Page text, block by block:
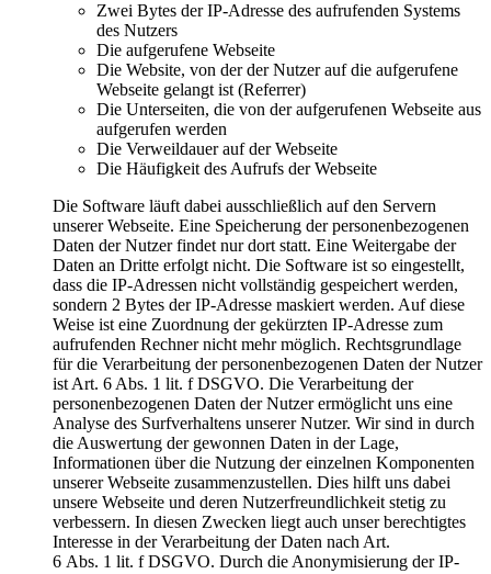
Zwei Bytes der IP-Adresse des aufrufenden Systems
des Nutzers
Die aufgerufene Webseite
Die Website, von der der Nutzer auf die aufgerufene
Webseite gelangt ist (Referrer)
Die Unterseiten, die von der aufgerufenen Webseite aus
aufgerufen werden
Die Verweildauer auf der Webseite
Die Häufigkeit des Aufrufs der Webseite
Die Software läuft dabei ausschließlich auf den Servern
unserer Webseite. Eine Speicherung der personenbezogenen
Daten der Nutzer findet nur dort statt. Eine Weitergabe der
Daten an Dritte erfolgt nicht. Die Software ist so eingestellt,
dass die IP-Adressen nicht vollständig gespeichert werden,
sondern 2 Bytes der IP-Adresse maskiert werden. Auf diese
Weise ist eine Zuordnung der gekürzten IP-Adresse zum
aufrufenden Rechner nicht mehr möglich. Rechtsgrundlage
für die Verarbeitung der personenbezogenen Daten der Nutzer
ist Art. 6 Abs. 1 lit. f DSGVO. Die Verarbeitung der
personenbezogenen Daten der Nutzer ermöglicht uns eine
Analyse des Surfverhaltens unserer Nutzer. Wir sind in durch
die Auswertung der gewonnen Daten in der Lage,
Informationen über die Nutzung der einzelnen Komponenten
unserer Webseite zusammenzustellen. Dies hilft uns dabei
unsere Webseite und deren Nutzerfreundlichkeit stetig zu
verbessern. In diesen Zwecken liegt auch unser berechtigtes
Interesse in der Verarbeitung der Daten nach Art.
6 Abs. 1 lit. f DSGVO. Durch die Anonymisierung der IP-